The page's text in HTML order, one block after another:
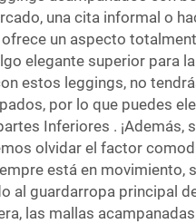
una cita informal o
un aspecto
elegante superior para
estos leggings, no
por lo que puedes
Inferiores . ¡Además,
olvidar el factor
está en
al guardarropa principal
las mallas